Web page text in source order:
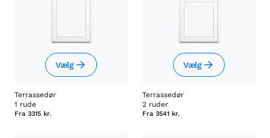
Vælg
Terrassedør
1 rude
Fra 3315 kr.
Vælg
Terrassedør
2 ruder
Fra 3541 kr.